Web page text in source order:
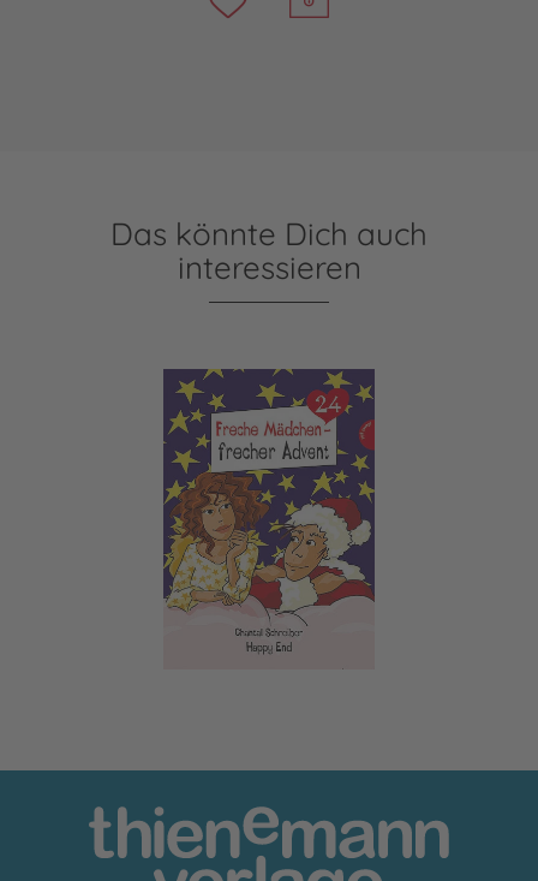
Das könnte Dich auch
interessieren
Freche Mädchen - frecher Advent